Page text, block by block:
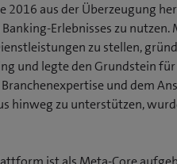
2016 aus der Überzeugung
Erlebnisses zu
zu stellen,
und legte den Grundstein
und dem
hinweg zu unterstützen,